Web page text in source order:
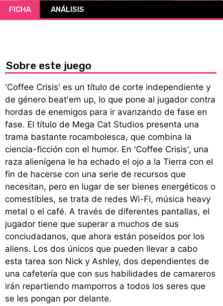
FICHA ANÁLISIS
Sobre este juego
'Coffee Crisis' es un título de corte independiente y
de género beat'em up, lo que pone al jugador contra
hordas de enemigos para ir avanzando de fase en
fase. El título de Mega Cat Studios presenta una
trama bastante rocambolesca, que combina la
ciencia-ficción con el humor. En 'Coffee Crisis', una
raza alienígena le ha echado el ojo a la Tierra con el
fin de hacerse con una serie de recursos que
necesitan, pero en lugar de ser bienes energéticos o
comestibles, se trata de redes Wi-Fi, música heavy
metal o el café. A través de diferentes pantallas, el
jugador tiene que superar a muchos de sus
conciudadanos, que ahora están poseídos por los
aliens. Los dos únicos que pueden llevar a cabo
esta tarea son Nick y Ashley, dos dependientes de
una cafetería que con sus habilidades de camareros
irán repartiendo mamporros a todos los seres que
se les pongan por delante.